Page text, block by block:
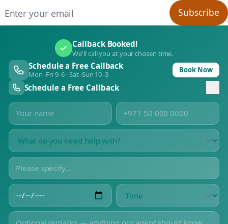
Subscribe
Callback Booked!
We'll call you at your chosen time.
Schedule a Free Callback
Mon–Fri 9–6 · Sat–Sun 10–3 Book Now
Schedule a Free Callback